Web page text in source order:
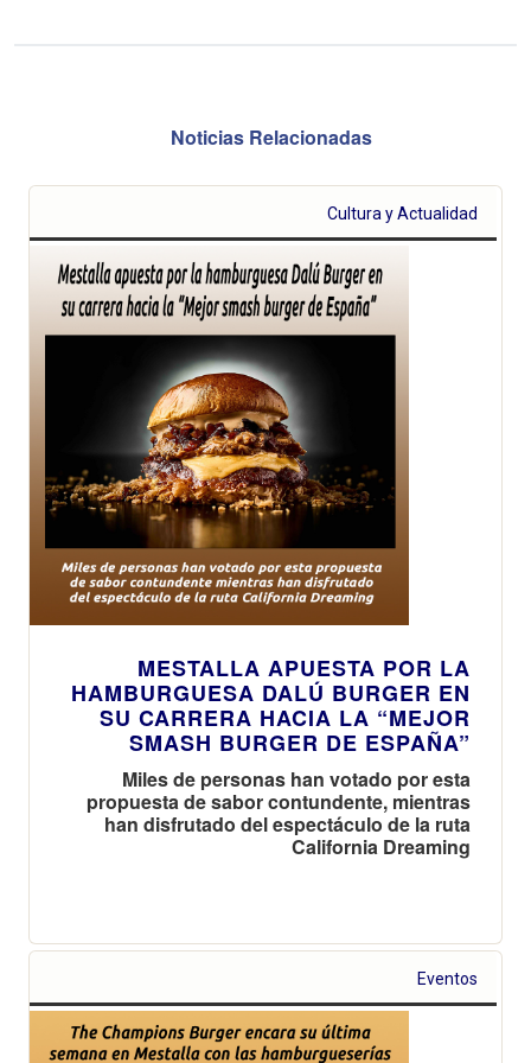
Noticias Relacionadas
Cultura y Actualidad
MESTALLA APUESTA POR LA
HAMBURGUESA DALÚ BURGER EN
SU CARRERA HACIA LA “MEJOR
SMASH BURGER DE ESPAÑA”
Miles de personas han votado por esta
propuesta de sabor contundente, mientras
han disfrutado del espectáculo de la ruta
California Dreaming
Eventos